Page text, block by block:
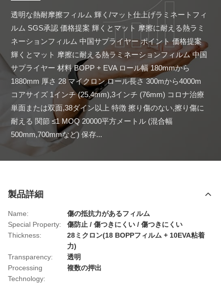
透明な熱耐摩擦フィルム 輝く/マット仕上げラミネートフィ
ルム SGS承認 価格提案 輝くとマット 摩擦に耐える熱ラミ
ネーションフィルム 中国サプライヤー ポイント 価格提案
輝くとマット 摩擦に耐える熱ラミネーションフィルム 中国
サプライヤー 材料 BOPP + EVA ロール幅 180mmから
1880mm 厚さ 28 マイクロン ロール長さ 300mから4000m
コアサイズ 1インチ (25.4mm),3インチ (76mm) コロナ治療
単面または双面,38ダイン以上 特徴 擦り傷のない,擦り傷に
耐える 関節 ≤1 MOQ 20000平方メートル (混合幅
500mm,700mmなど) 保存...
製品詳細
Name:
傷の抵抗力があるフィルム
Special Property:
傷防止 / 傷つきにくい / 傷つきにくい
Thickness:
28ミクロン(18 BOPPフィルム + 10EVA粘着
力)
Transparency:
透明
Processing
Technology:
複数の押出